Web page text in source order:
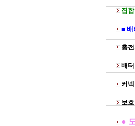
집
■ 배
충
배
커
보
●